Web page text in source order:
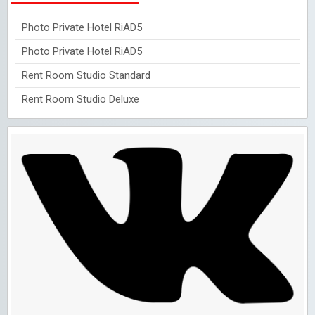
Photo Private Hotel RiAD5
Photo Private Hotel RiAD5
Rent Room Studio Standard
Rent Room Studio Deluxe